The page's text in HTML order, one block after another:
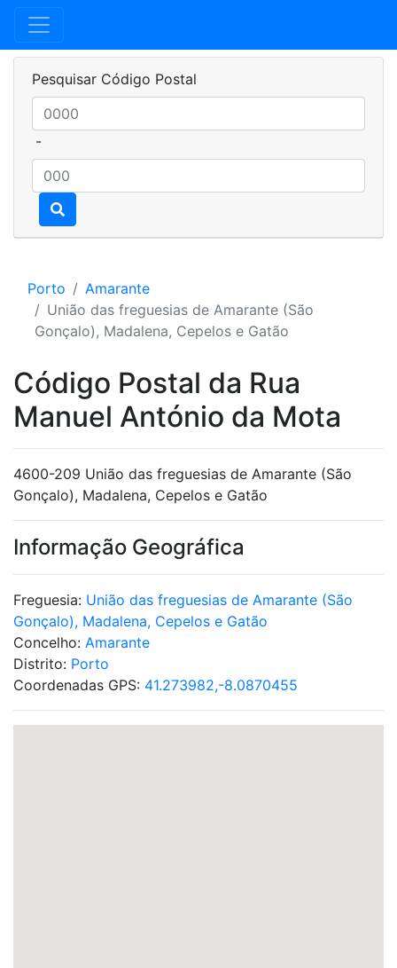
Pesquisar Código Postal
-
Porto
Amarante
União das freguesias de Amarante (São
Gonçalo), Madalena, Cepelos e Gatão
Código Postal da Rua
Manuel António da Mota
4600-209 União das freguesias de Amarante (São
Gonçalo), Madalena, Cepelos e Gatão
Informação Geográfica
Freguesia: União das freguesias de Amarante (São
Gonçalo), Madalena, Cepelos e Gatão
Concelho: Amarante
Distrito: Porto
Coordenadas GPS: 41.273982,-8.0870455